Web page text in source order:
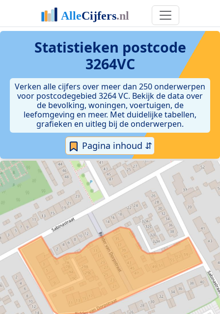
Statistieken postcode
3264VC
Verken alle cijfers over meer dan 250 onderwerpen
voor postcodegebied 3264 VC. Bekijk de data over
de bevolking, woningen, voertuigen, de
leefomgeving en meer. Met duidelijke tabellen,
grafieken en uitleg bij de onderwerpen.
Pagina inhoud ⇵